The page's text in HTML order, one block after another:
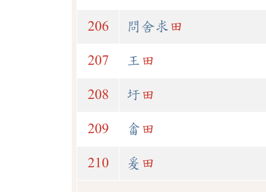
206 問舍求 田
207 王 田
208 圩 田
209 畬 田
210 爰 田